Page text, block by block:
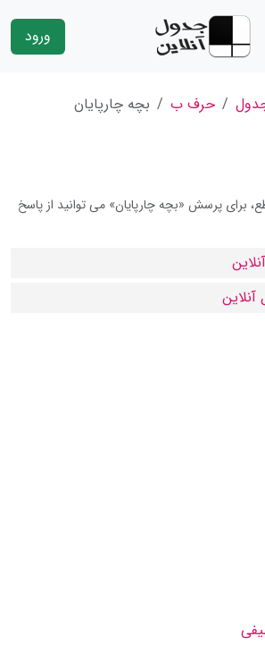
ورود
حرف ب بچه چارپایان
برای پرسش «بچه چارپایان» می توانید از پاسخ